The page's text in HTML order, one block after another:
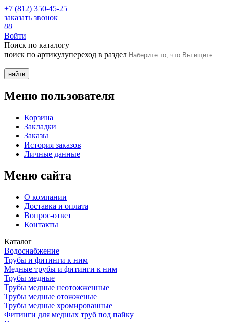
+7 (812) 350-45-25
заказать звонок
00
Войти
Поиск по каталогу
поиск по артикулупереход в раздел
Меню пользователя
Корзина
Закладки
Заказы
История заказов
Личные данные
Меню сайта
О компании
Доставка и оплата
Вопрос-ответ
Контакты
Каталог
Водоснабжение
Трубы и фитинги к ним
Медные трубы и фитинги к ним
Трубы медные
Трубы медные неотожженные
Трубы медные отожженые
Трубы медные хромированные
Фитинги для медных труб под пайку